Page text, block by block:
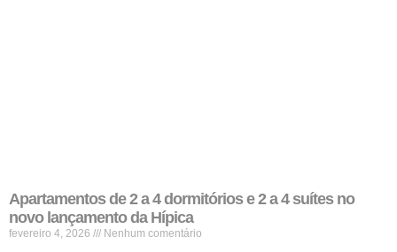
Apartamentos de 2 a 4 dormitórios e 2 a 4 suítes no
novo lançamento da Hípica
fevereiro 4, 2026 Nenhum comentário